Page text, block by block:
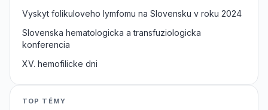
Vyskyt folikuloveho lymfomu na Slovensku v roku 2024
Slovenska hematologicka a transfuziologicka
konferencia
XV. hemofilicke dni
TOP TÉMY